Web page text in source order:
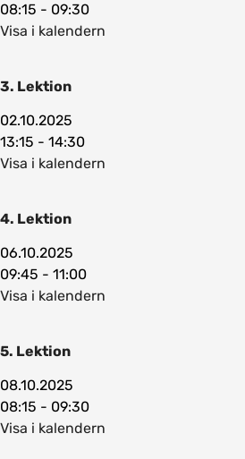
08:15 - 09:30
Visa i kalendern
3. Lektion
02.10.2025
13:15 - 14:30
Visa i kalendern
4. Lektion
06.10.2025
09:45 - 11:00
Visa i kalendern
5. Lektion
08.10.2025
08:15 - 09:30
Visa i kalendern